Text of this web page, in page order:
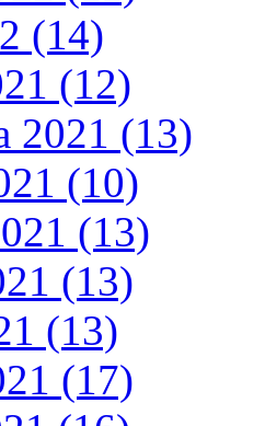
(14)
(12)
2021 (13)
(10)
(13)
(13)
(13)
(17)